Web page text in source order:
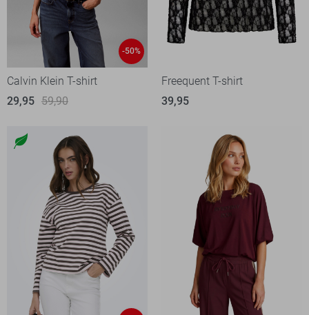
-50%
Calvin Klein T-shirt
29,95 59,90
Freequent T-shirt
39,95